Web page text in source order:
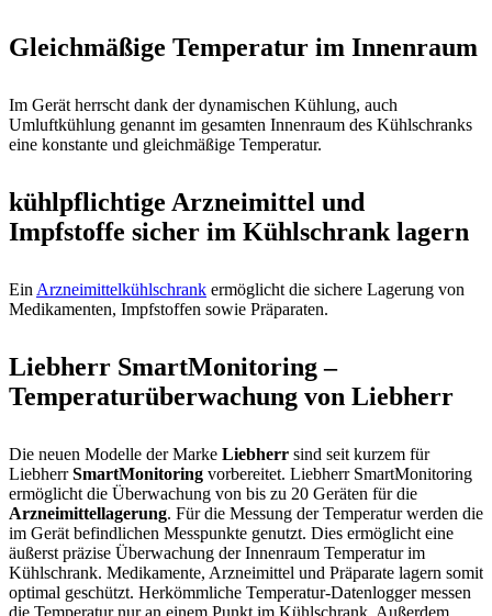
Gleichmäßige Temperatur im Innenraum
Im Gerät herrscht dank der dynamischen Kühlung, auch
Umluftkühlung genannt im gesamten Innenraum des Kühlschranks
eine konstante und gleichmäßige Temperatur.
kühlpflichtige Arzneimittel und
Impfstoffe sicher im Kühlschrank lagern
Ein Arzneimittelkühlschrank ermöglicht die sichere Lagerung von
Medikamenten, Impfstoffen sowie Präparaten.
Liebherr SmartMonitoring –
Temperaturüberwachung von Liebherr
Die neuen Modelle der Marke Liebherr sind seit kurzem für
LiebherrSmartMonitoring vorbereitet. Liebherr SmartMonitoring
ermöglicht die Überwachung von bis zu 20 Geräten für die
Arzneimittellagerung. Für die Messung der Temperatur werden die
im Gerät befindlichen Messpunkte genutzt. Dies ermöglicht eine
äußerst präzise Überwachung der Innenraum Temperatur im
Kühlschrank. Medikamente, Arzneimittel und Präparate lagern somit
optimal geschützt. Herkömmliche Temperatur-Datenlogger messen
die Temperatur nur an einem Punkt im Kühlschrank. Außerdem